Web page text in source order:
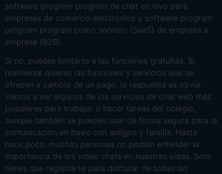
software program program de chat en vivo para
empresas de comercio electrónico y software program
program program como servicio (SaaS) de empresa a
empresa (B2B).
Si no, puedes limitarte a las funciones gratuitas. Si
realmente quieres las funciones y servicios que se
ofrecen a cambio de un pago, la respuesta es obvia.
Vamos a ver algunos de los servicios de chat web más
populares para trabajar o hacer tareas del colegio,
aunque también se pueden usar de forma segura para la
comunicación en basic con amigos y familia. Hasta
hace poco, muchas personas no podían entender la
importancia de los video chats en nuestras vidas. Solo
tienes que registrarte para disfrutar de todas las